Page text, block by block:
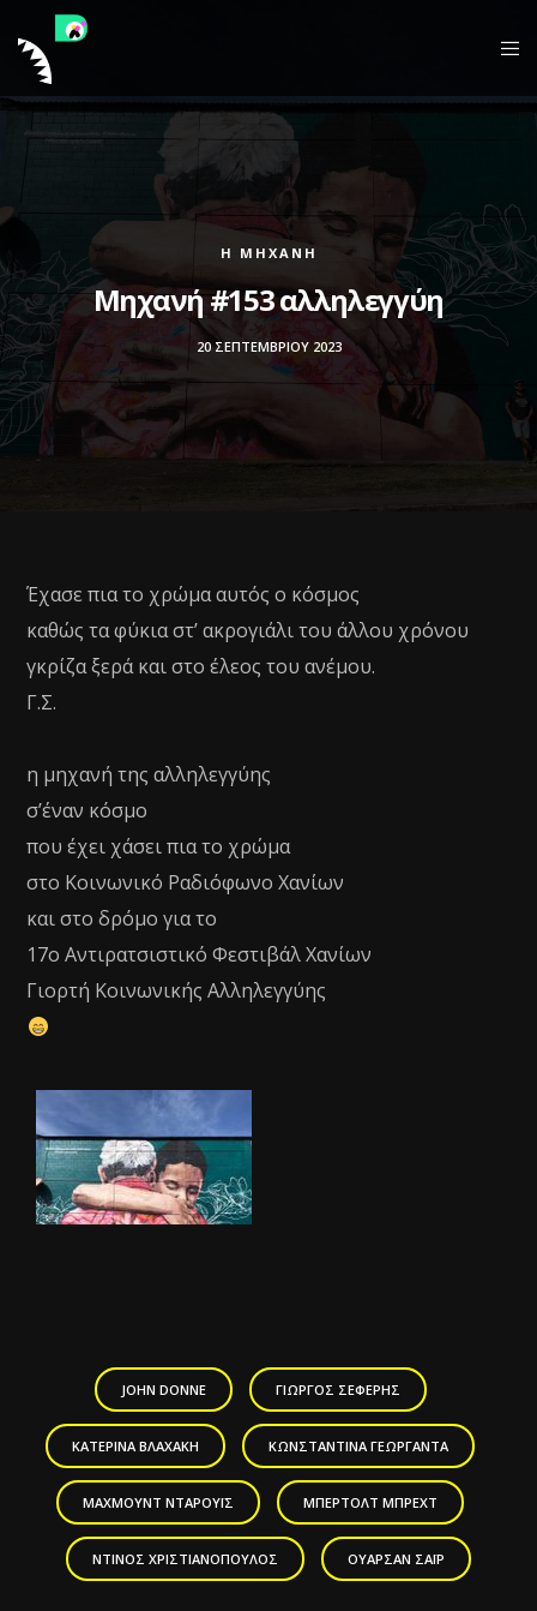
Η ΜΗΧΑΝΉ
Mηχανή #153 αλληλεγγύη
20 ΣΕΠΤΕΜΒΡΊΟΥ 2023
Έχασε πια το χρώμα αυτός ο κόσμος
καθώς τα φύκια στ’ ακρογιάλι του άλλου χρόνου
γκρίζα ξερά και στο έλεος του ανέμου.
Γ.Σ.
η μηχανή της αλληλεγγύης
σ’έναν κόσμο
που έχει χάσει πια το χρώμα
στο Κοινωνικό Ραδιόφωνο Χανίων
και στο δρόμο για το
17ο Αντιρατσιστικό Φεστιβάλ Χανίων
Γιορτή Κοινωνικής Αλληλεγγύης
JOHN DONNE ΓΙΏΡΓΟΣ ΣΕΦΈΡΗΣ
ΚΑΤΕΡΊΝΑ ΒΛΑΧΆΚΗ ΚΩΝΣΤΑΝΤΊΝΑ ΓΕΩΡΓΑΝΤΆ
ΜΑΧΜΟΎΝΤ ΝΤΑΡΟΥΪ́Σ ΜΠΈΡΤΟΛΤ ΜΠΡΕΧΤ
ΝΤΊΝΟΣ ΧΡΙΣΤΙΑΝΌΠΟΥΛΟΣ ΟΥΑΡΣΆΝ ΣΆΙΡ